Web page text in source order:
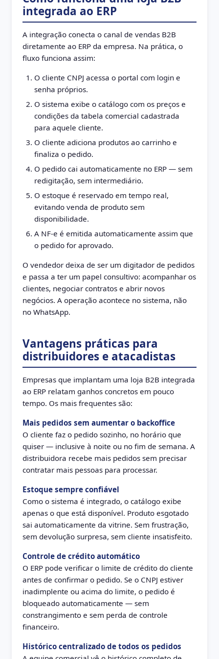
integrada ao ERP
A integração conecta o canal de vendas B2B
diretamente ao ERP da empresa. Na prática, o
fluxo funciona assim:
O cliente CNPJ acessa o portal com login e
senha próprios.
O sistema exibe o catálogo com os preços e
condições da tabela comercial cadastrada
para aquele cliente.
O cliente adiciona produtos ao carrinho e
finaliza o pedido.
O pedido cai automaticamente no ERP — sem
redigitação, sem intermediário.
O estoque é reservado em tempo real,
evitando venda de produto sem
disponibilidade.
A NF-e é emitida automaticamente assim que
o pedido for aprovado.
O vendedor deixa de ser um digitador de pedidos
e passa a ter um papel consultivo: acompanhar os
clientes, negociar contratos e abrir novos
negócios. A operação acontece no sistema, não
no WhatsApp.
Vantagens práticas para
distribuidores e atacadistas
Empresas que implantam uma loja B2B integrada
ao ERP relatam ganhos concretos em pouco
tempo. Os mais frequentes são:
Mais pedidos sem aumentar o backoffice
O cliente faz o pedido sozinho, no horário que
quiser — inclusive à noite ou no fim de semana. A
distribuidora recebe mais pedidos sem precisar
contratar mais pessoas para processar.
Estoque sempre confiável
Como o sistema é integrado, o catálogo exibe
apenas o que está disponível. Produto esgotado
sai automaticamente da vitrine. Sem frustração,
sem devolução surpresa, sem cliente insatisfeito.
Controle de crédito automático
O ERP pode verificar o limite de crédito do cliente
antes de confirmar o pedido. Se o CNPJ estiver
inadimplente ou acima do limite, o pedido é
bloqueado automaticamente — sem
constrangimento e sem perda de controle
financeiro.
Histórico centralizado de todos os pedidos